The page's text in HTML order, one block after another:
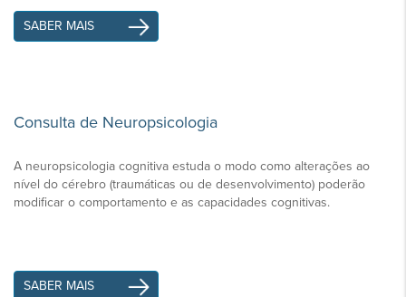
SABER MAIS
Consulta de Neuropsicologia
A neuropsicologia cognitiva estuda o modo como alterações ao
nível do cérebro (traumáticas ou de desenvolvimento) poderão
modificar o comportamento e as capacidades cognitivas.
SABER MAIS